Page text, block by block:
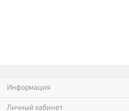
Информация
Личный кабинет